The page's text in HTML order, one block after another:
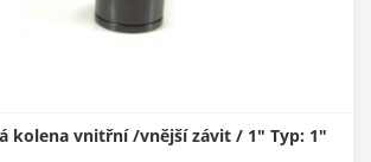
kolena vnitřní /vnější závit / 1" Typ: 1"